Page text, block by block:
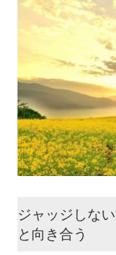
ジャッジしな
と向き合う